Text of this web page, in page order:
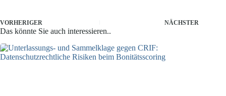
VORHERIGER NÄCHSTER
Das könnte Sie auch interessieren..